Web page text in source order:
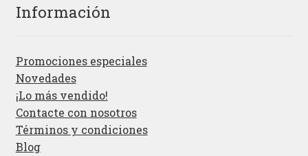
Información
Promociones especiales
Novedades
¡Lo más vendido!
Contacte con nosotros
Términos y condiciones
Blog